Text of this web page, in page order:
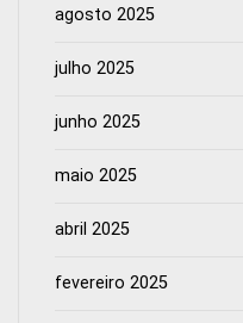
agosto 2025
julho 2025
junho 2025
maio 2025
abril 2025
fevereiro 2025